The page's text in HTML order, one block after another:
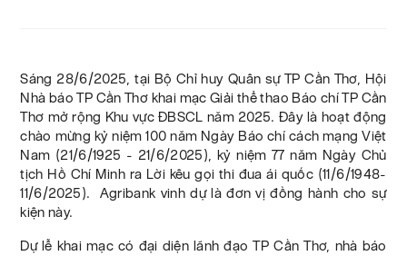
Sáng 28/6/2025, tại Bộ Chỉ huy Quân sự TP Cần Thơ, Hội
Nhà báo TP Cần Thơ khai mạc Giải thể thao Báo chí TP Cần
Thơ mở rộng Khu vực ĐBSCL năm 2025. Đây là hoạt động
chào mừng kỷ niệm 100 năm Ngày Báo chí cách mạng Việt
Nam (21/6/1925 - 21/6/2025), kỷ niệm 77 năm Ngày Chủ
tịch Hồ Chí Minh ra Lời kêu gọi thi đua ái quốc (11/6/1948-
11/6/2025). Agribank vinh dự là đơn vị đồng hành cho sự
kiện này.
Dự lễ khai mạc có đại diện lãnh đạo TP Cần Thơ, nhà báo